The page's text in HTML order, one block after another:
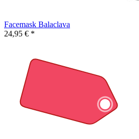
Facemask Balaclava
24,95 € *